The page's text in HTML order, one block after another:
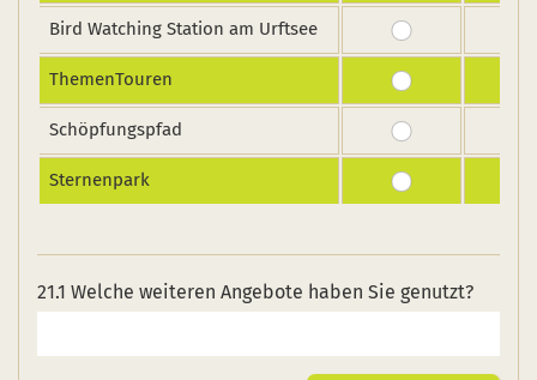
Bird Watching Station am Urftsee
ThemenTouren
Schöpfungspfad
Sternenpark
21.1 Welche weiteren Angebote haben Sie genutzt?